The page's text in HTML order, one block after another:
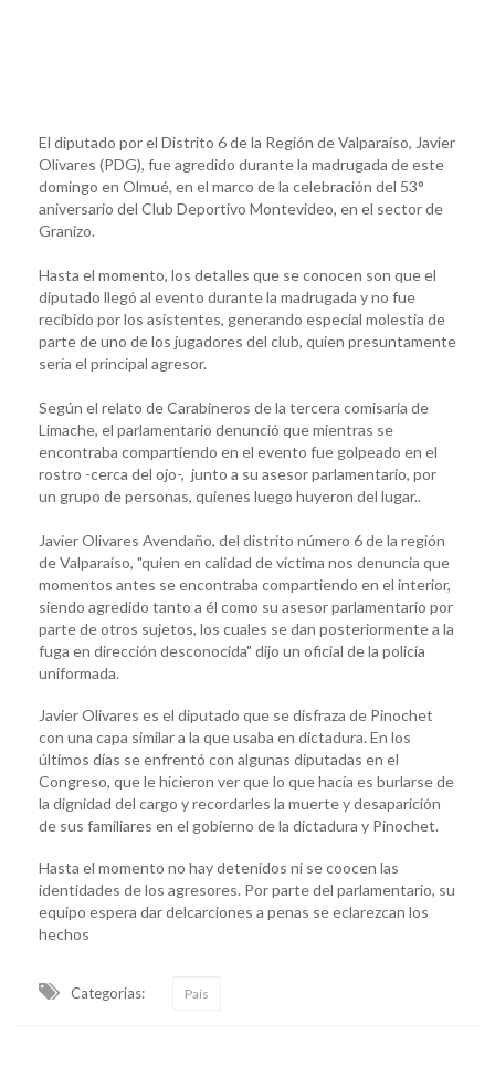
El diputado por el Distrito 6 de la Región de Valparaíso, Javier
Olivares (PDG), fue agredido durante la madrugada de este
domingo en Olmué, en el marco de la celebración del 53°
aniversario del Club Deportivo Montevideo, en el sector de
Granizo.
Hasta el momento, los detalles que se conocen son que el
diputado llegó al evento durante la madrugada y no fue
recibido por los asistentes, generando especial molestia de
parte de uno de los jugadores del club, quien presuntamente
sería el principal agresor.
Según el relato de Carabineros de la tercera comisaría de
Limache, el parlamentario denunció que mientras se
encontraba compartiendo en el evento fue golpeado en el
rostro -cerca del ojo-, junto a su asesor parlamentario, por
un grupo de personas, quienes luego huyeron del lugar..
Javier Olivares Avendaño, del distrito número 6 de la región
de Valparaíso, "quien en calidad de víctima nos denuncia que
momentos antes se encontraba compartiendo en el interior,
siendo agredido tanto a él como su asesor parlamentario por
parte de otros sujetos, los cuales se dan posteriormente a la
fuga en dirección desconocida" dijo un oficial de la policía
uniformada.
Javier Olivares es el diputado que se disfraza de Pinochet
con una capa similar a la que usaba en dictadura. En los
últimos días se enfrentó con algunas diputadas en el
Congreso, que le hicieron ver que lo que hacía es burlarse de
la dignidad del cargo y recordarles la muerte y desaparición
de sus familiares en el gobierno de la dictadura y Pinochet.
Hasta el momento no hay detenidos ni se coocen las
identidades de los agresores. Por parte del parlamentario, su
equipo espera dar delcarciones a penas se eclarezcan los
hechos
Categorias: País